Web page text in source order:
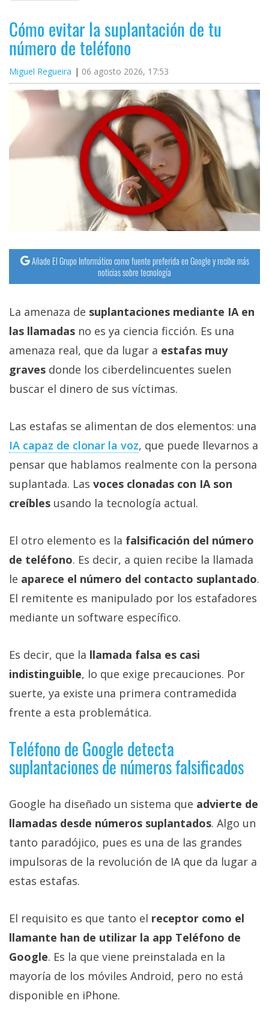
Cómo evitar la suplantación de tu
número de teléfono
Miguel Regueira 06 agosto 2026, 17:53
Añade El Grupo Informático como fuente preferida en Google y recibe más
noticias sobre tecnología
La amenaza de suplantaciones mediante IA en
las llamadas no es ya ciencia ficción. Es una
amenaza real, que da lugar a estafas muy
graves donde los ciberdelincuentes suelen
buscar el dinero de sus víctimas.
Las estafas se alimentan de dos elementos: una
IA capaz de clonar la voz‎, que puede llevarnos a
pensar que hablamos realmente con la persona
suplantada. Las voces clonadas con IA son
creíbles usando la tecnología actual.
El otro elemento es la falsificación del número
de teléfono. Es decir, a quien recibe la llamada
le aparece el número del contacto suplantado.
El remitente es manipulado por los estafadores
mediante un software específico.
Es decir, que la llamada falsa es casi
indistinguible, lo que exige precauciones. Por
suerte, ya existe una primera contramedida
frente a esta problemática.
Teléfono de Google detecta
suplantaciones de números falsificados
Google ha diseñado un sistema que advierte de
llamadas desde números suplantados. Algo un
tanto paradójico, pues es una de las grandes
impulsoras de la revolución de IA que da lugar a
estas estafas.
El requisito es que tanto el receptor como el
llamante han de utilizar la app Teléfono de
Google. Es la que viene preinstalada en la
mayoría de los móviles Android, pero no está
disponible en iPhone.